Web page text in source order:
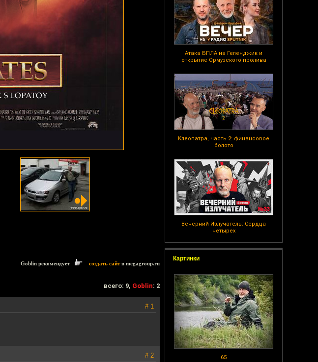
Атака БПЛА на Геленджик и
открытие Ормузского пролива
Клеопатра, часть 2: финансовое
болото
Вечерний Излучатель: Сердца
четырех
Картинки
65
Goblin рекомендует создать сайтв megagroup.ru
всего: 9, Goblin: 2
# 1
# 2